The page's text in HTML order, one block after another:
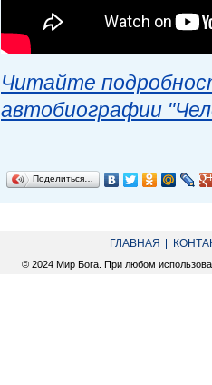
Читайте
автобиографии
Поделиться…
ГЛАВНАЯ
© 2024 Мир Бога. При любом